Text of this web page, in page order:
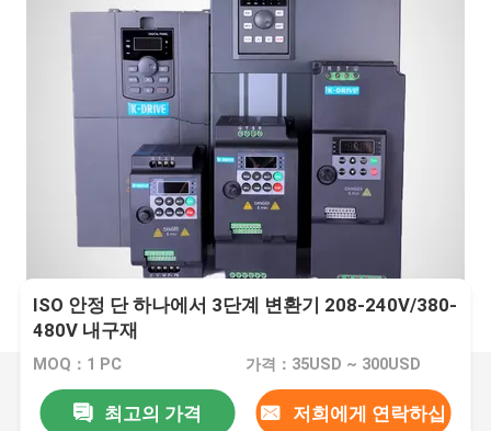
ISO 안정 단 하나에서 3단계 변환기 208-240V/380-
480V 내구재
MOQ：1 PC 가격：35USD ~ 300USD
최고의 가격 저희에게 연락하십